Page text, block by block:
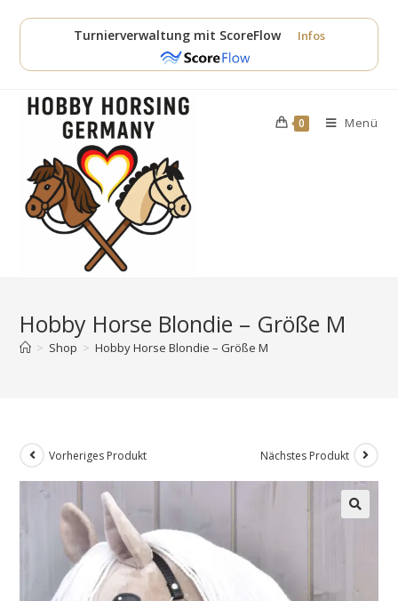
Inhalt
Turnierverwaltung mit ScoreFlow Infos
0 Menü
Hobby Horse Blondie – Größe M
> Shop > Hobby Horse Blondie – Größe M
Vorheriges Produkt Nächstes Produkt